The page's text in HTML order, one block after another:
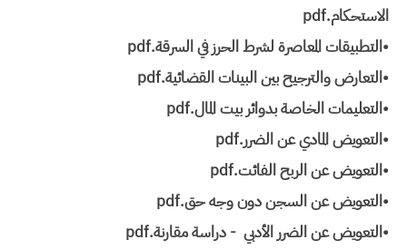
الاستحكام‏.pdf
•التطبيقات المعاصرة لشرط الحرز في السرقة.pdf
•التعارض والترجيح بين البينات القضائية.pdf
•التعليمات الخاصة بدوائر بيت المال.pdf
•التعويض المادي عن الضرر.pdf
•التعويض عن الربح الفائت.pdf
•التعويض عن السجن دون وجه حق.pdf
•التعويض عن الضرر الأدبي - دراسة مقارنة.pdf